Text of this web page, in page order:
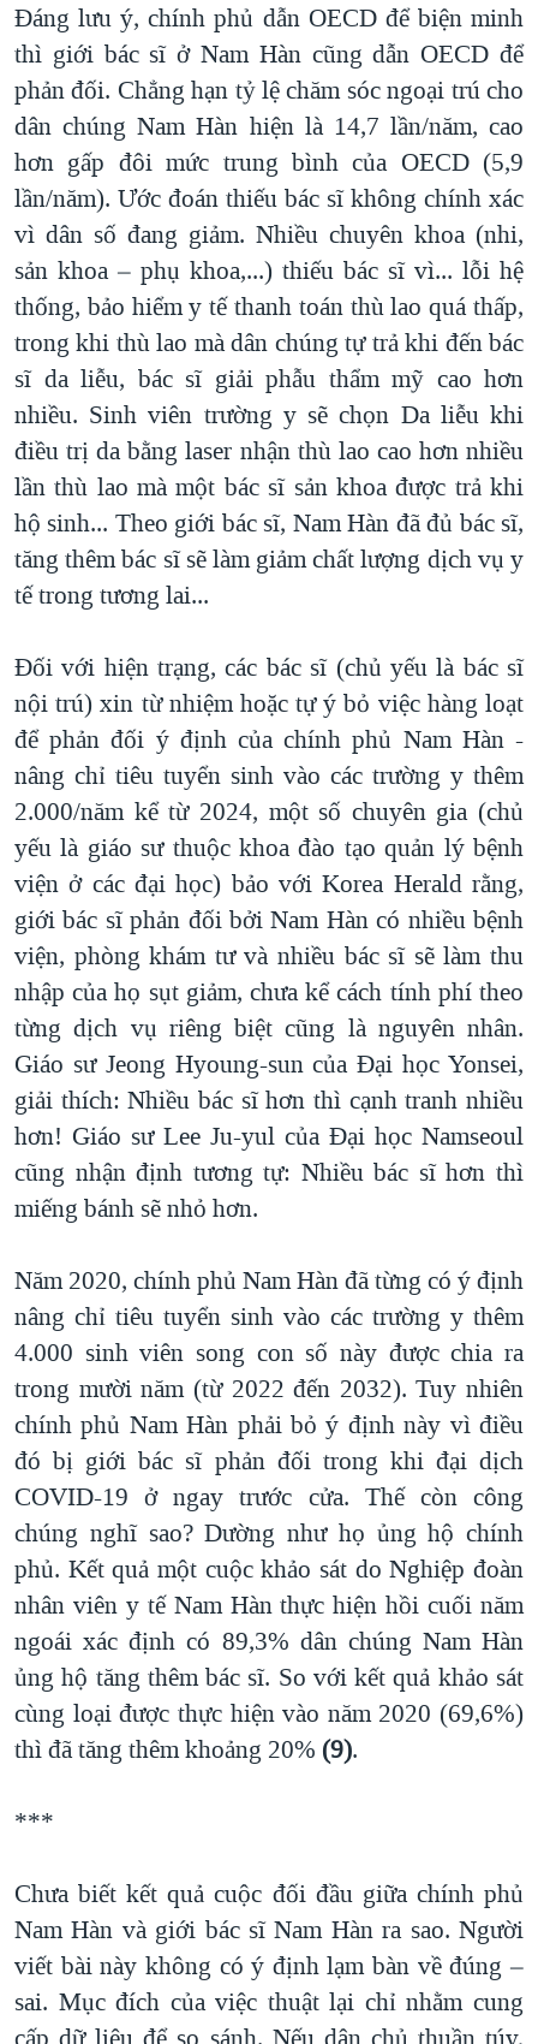
Đáng lưu ý, chính phủ dẫn OECD để biện minh
thì giới bác sĩ ở Nam Hàn cũng dẫn OECD để
phản đối. Chẳng hạn tỷ lệ chăm sóc ngoại trú cho
dân chúng Nam Hàn hiện là 14,7 lần/năm, cao
hơn gấp đôi mức trung bình của OECD (5,9
lần/năm). Ước đoán thiếu bác sĩ không chính xác
vì dân số đang giảm. Nhiều chuyên khoa (nhi,
sản khoa – phụ khoa,...) thiếu bác sĩ vì... lỗi hệ
thống, bảo hiểm y tế thanh toán thù lao quá thấp,
trong khi thù lao mà dân chúng tự trả khi đến bác
sĩ da liễu, bác sĩ giải phẫu thẩm mỹ cao hơn
nhiều. Sinh viên trường y sẽ chọn Da liễu khi
điều trị da bằng laser nhận thù lao cao hơn nhiều
lần thù lao mà một bác sĩ sản khoa được trả khi
hộ sinh... Theo giới bác sĩ, Nam Hàn đã đủ bác sĩ,
tăng thêm bác sĩ sẽ làm giảm chất lượng dịch vụ y
tế trong tương lai...
Đối với hiện trạng, các bác sĩ (chủ yếu là bác sĩ
nội trú) xin từ nhiệm hoặc tự ý bỏ việc hàng loạt
để phản đối ý định của chính phủ Nam Hàn -
nâng chỉ tiêu tuyển sinh vào các trường y thêm
2.000/năm kể từ 2024, một số chuyên gia (chủ
yếu là giáo sư thuộc khoa đào tạo quản lý bệnh
viện ở các đại học) bảo với Korea Herald rằng,
giới bác sĩ phản đối bởi Nam Hàn có nhiều bệnh
viện, phòng khám tư và nhiều bác sĩ sẽ làm thu
nhập của họ sụt giảm, chưa kể cách tính phí theo
từng dịch vụ riêng biệt cũng là nguyên nhân.
Giáo sư Jeong Hyoung-sun của Đại học Yonsei,
giải thích: Nhiều bác sĩ hơn thì cạnh tranh nhiều
hơn! Giáo sư Lee Ju-yul của Đại học Namseoul
cũng nhận định tương tự: Nhiều bác sĩ hơn thì
miếng bánh sẽ nhỏ hơn.
Năm 2020, chính phủ Nam Hàn đã từng có ý định
nâng chỉ tiêu tuyển sinh vào các trường y thêm
4.000 sinh viên song con số này được chia ra
trong mười năm (từ 2022 đến 2032). Tuy nhiên
chính phủ Nam Hàn phải bỏ ý định này vì điều
đó bị giới bác sĩ phản đối trong khi đại dịch
COVID-19 ở ngay trước cửa. Thế còn công
chúng nghĩ sao? Dường như họ ủng hộ chính
phủ. Kết quả một cuộc khảo sát do Nghiệp đoàn
nhân viên y tế Nam Hàn thực hiện hồi cuối năm
ngoái xác định có 89,3% dân chúng Nam Hàn
ủng hộ tăng thêm bác sĩ. So với kết quả khảo sát
cùng loại được thực hiện vào năm 2020 (69,6%)
thì đã tăng thêm khoảng 20% (9).
***
Chưa biết kết quả cuộc đối đầu giữa chính phủ
Nam Hàn và giới bác sĩ Nam Hàn ra sao. Người
viết bài này không có ý định lạm bàn về đúng –
sai. Mục đích của việc thuật lại chỉ nhằm cung